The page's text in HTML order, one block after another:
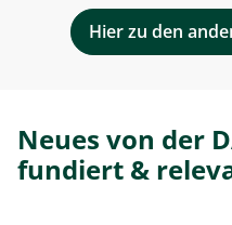
Hier zu den
Neues von der
fundiert &